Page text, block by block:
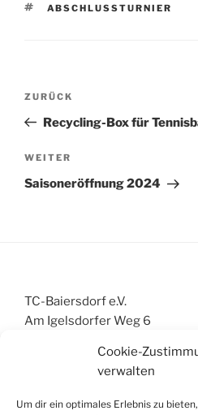
Cookie-
verwalten
Um dir ein optimales Erlebnis zu
SCHLAGWÖRTER
ABSCHLUSSTURNIER
Beitragsnavigation
Vorheriger
Beitrag
ZURÜCK
Recycling-Box für
Nächster
Beitrag
WEITER
Saisoneröffnung 2024
TC-Baiersdorf e.V.
Am Igelsdorfer Weg 6
info@tc-baiersdorf.de